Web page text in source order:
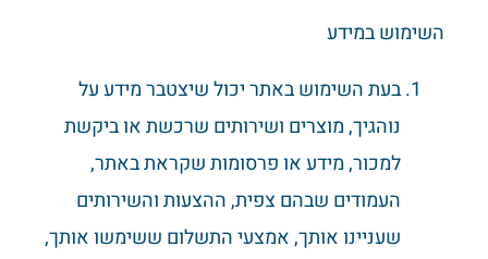
השימוש במידע
בעת השימוש באתר יכול שיצטבר מידע על
נוהגיך, מוצרים ושירותים שרכשת או ביקשת
למכור, מידע או פרסומות שקראת באתר,
העמודים שבהם צפית, ההצעות והשירותים
שעניינו אותך, אמצעי התשלום ששימשו אותך,